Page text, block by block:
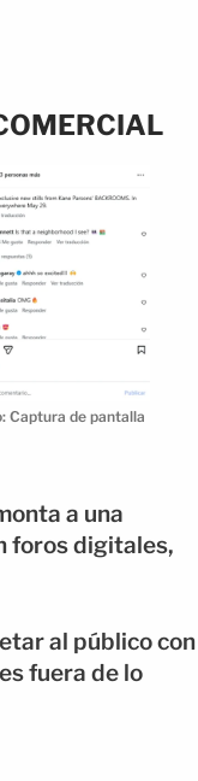
Captura de pantalla
a una
foros digitales,
al público con
fuera de lo